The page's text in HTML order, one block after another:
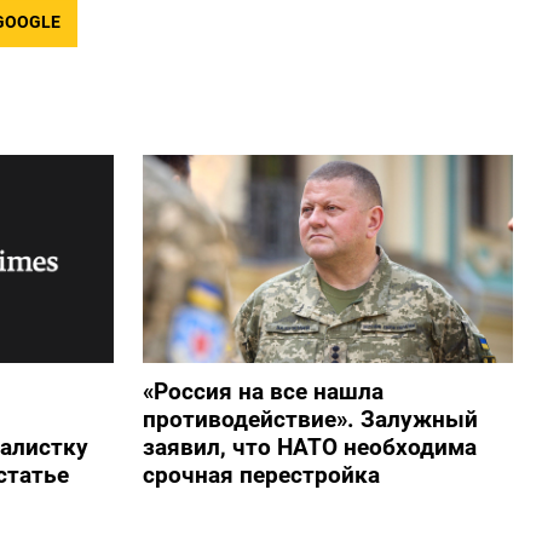
«Россия на все нашла
противодействие». Залужный
заявил, что НАТО необходима
срочная перестройка